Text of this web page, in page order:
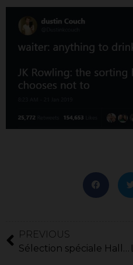
PREVIOUS
Sélection spéciale Halloween de l’équipe Kinkoid